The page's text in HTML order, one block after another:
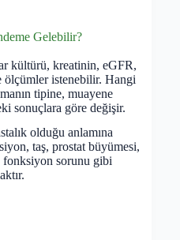
Gelebilir?
kültürü, kreatinin, eGFR,
istenebilir. Hangi
tipine, muayene
sonuçlara göre değişir.
olduğu anlamına
taş, prostat büyümesi,
sorunu gibi